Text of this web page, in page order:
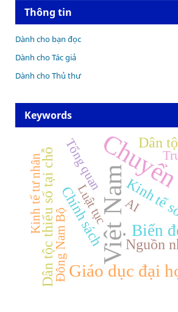
Thông tin
Dành cho bạn đọc
Dành cho Tác giả
Dành cho Thủ thư
Keywords
Việt Nam
Giáo dục đại
Biến
Dân tộc thiểu số tại chỗ Nguồn
Dân
Chính sách Kinh tế
Kinh tế tư nhân Luật tục
Tổng quan
AI
Đông Nam Bộ